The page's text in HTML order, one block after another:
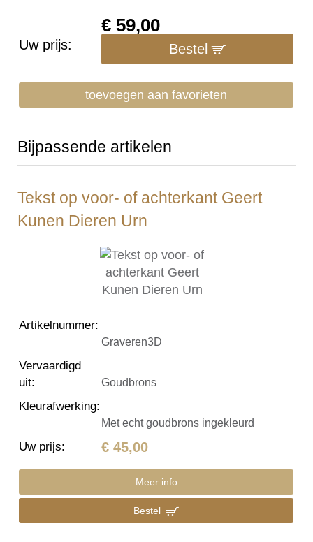
Uw prijs:
€ 59,00
Bestel
toevoegen aan favorieten
Bijpassende artikelen
Tekst op voor- of achterkant Geert
Kunen Dieren Urn
Artikelnummer:
Graveren3D
Vervaardigd
uit: Goudbrons
Kleurafwerking:
Met echt goudbrons ingekleurd
Uw prijs: € 45,00
Meer info
Bestel